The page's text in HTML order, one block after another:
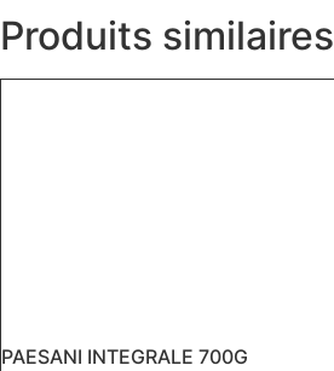
Produits similaires
PAESANI INTEGRALE 700G